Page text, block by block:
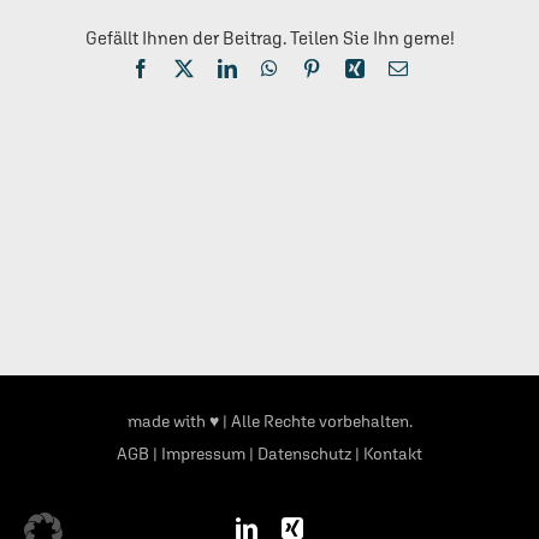
Gefällt Ihnen der Beitrag. Teilen Sie Ihn gerne!
Facebook LinkedInWhatsApp
PinterestXing E-
made with ♥| Alle Rechte vorbehalten.
AGB | Impressum | Datenschutz | Kontakt
LinkedIn
Xing